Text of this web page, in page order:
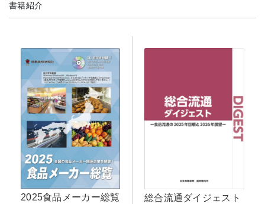
書籍紹介
2025食品メーカー総覧
総合流通ダイジェスト